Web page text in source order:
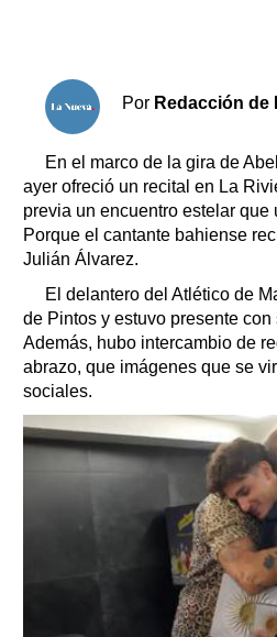
Por Redacción de
En el marco de la gira de
ayer ofreció un recital en La
previa un encuentro estelar que
Porque el cantante bahiense
Julián Álvarez.
El delantero del Atlético de
de Pintos y estuvo presente
Además, hubo intercambio de
abrazo, que imágenes que se
sociales.